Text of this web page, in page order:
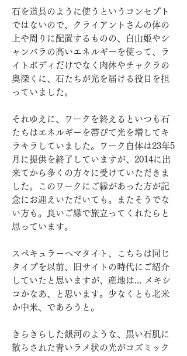
石を道具のように使うというコンセプト
ではないので、クライアントさんの体の
上や周りに配置するものの、白山姫やシ
ャンバラの高いエネルギーを使って、ラ
イトボディだけでなく肉体やチャクラの
奥深くに、石たちが光を届ける役目を担
っていました。
それゆえに、ワークを終えるといつも石
たちはエネルギーを帯びて光を増してキ
ラキラしていました。ワーク自体は23年5
月に提供を終了していますが、2014に出
来てから多くの方々に受けていただきま
した。このワークにご縁があった方が記
念にお迎えいただいても。またそうでな
い方も。良いご縁で旅立ってくれたらと
思っています。
スペキュラーへマタイト、こちらは同じ
タイプを以前、旧サイトの時代にご紹介
していたと思いますが、産地は... メキシ
コかなあ、と思います。少なくとも北米
か中米、であろうと。
きらきらした銀河のような、黒い石肌に
散らされた青いラメ状の光がコズミック